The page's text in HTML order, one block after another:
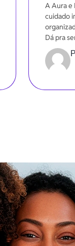
A Aura e
cuidado
Dá pra